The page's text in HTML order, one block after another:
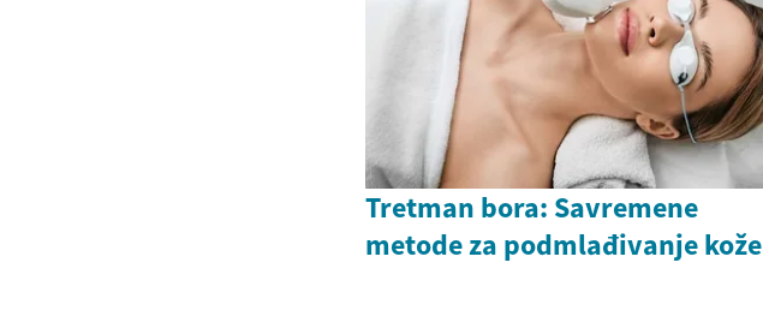
Tretman bora: Savremene
metode za podmlađivanje kože